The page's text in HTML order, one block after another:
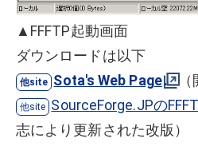
▲FFFTP起動画面
ダウンロードは以下
Sota's Web Page
（
SourceForge.JPの
志により更新された改版）